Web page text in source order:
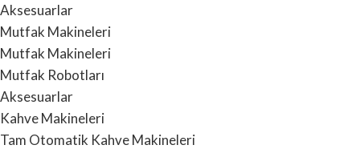
Aksesuarlar
Mutfak Makineleri
Mutfak Makineleri
Mutfak Robotları
Aksesuarlar
Kahve Makineleri
Tam Otomatik Kahve Makineleri